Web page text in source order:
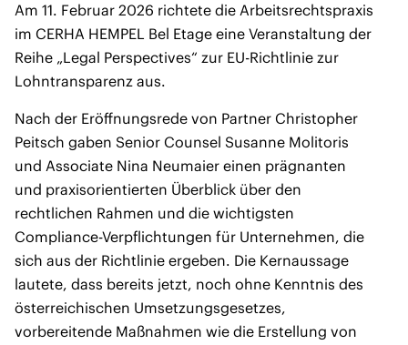
Am 11. Februar 2026 richtete die Arbeitsrechtspraxis
im CERHA HEMPEL Bel Etage eine Veranstaltung der
Reihe „Legal Perspectives“ zur EU-Richtlinie zur
Lohntransparenz aus.
Nach der Eröffnungsrede von Partner Christopher
Peitsch gaben Senior Counsel Susanne Molitoris
und Associate Nina Neumaier einen prägnanten
und praxisorientierten Überblick über den
rechtlichen Rahmen und die wichtigsten
Compliance-Verpflichtungen für Unternehmen, die
sich aus der Richtlinie ergeben. Die Kernaussage
lautete, dass bereits jetzt, noch ohne Kenntnis des
österreichischen Umsetzungsgesetzes,
vorbereitende Maßnahmen wie die Erstellung von